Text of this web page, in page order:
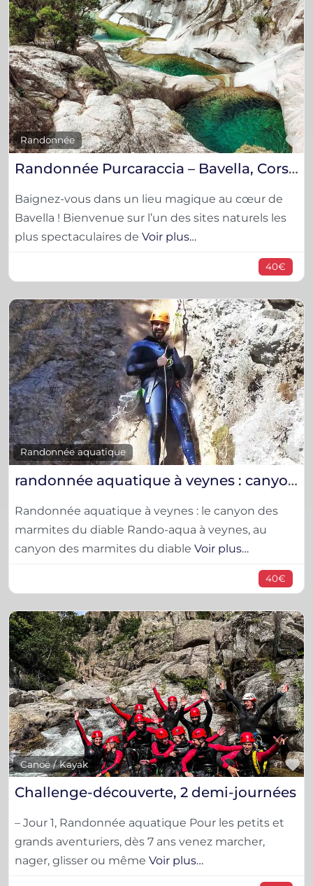
Randonnée
Randonnée Purcaraccia – Bavella, Corse-du-Sud
Baignez-vous dans un lieu magique au cœur de
Bavella ! Bienvenue sur l’un des sites naturels les
plus spectaculaires de Voir plus…
40€
Randonnée aquatique
randonnée aquatique à veynes : canyon des marmites du diable
Randonnée aquatique à veynes : le canyon des
marmites du diable Rando-aqua à veynes, au
canyon des marmites du diable Voir plus…
40€
Canoë / Kayak
Challenge-découverte, 2 demi-journées
– Jour 1, Randonnée aquatique Pour les petits et
grands aventuriers, dès 7 ans venez marcher,
nager, glisser ou même Voir plus…